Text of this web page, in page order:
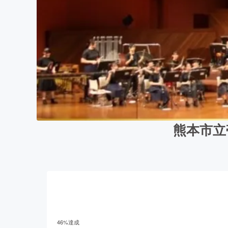
熊本市
46%達成